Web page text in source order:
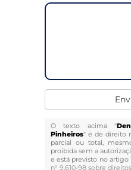
O texto acima "
Pinheiros" é de direito
parcial ou total,
proibida sem a
e está previsto no artigo
n° 9.610-98 sobre